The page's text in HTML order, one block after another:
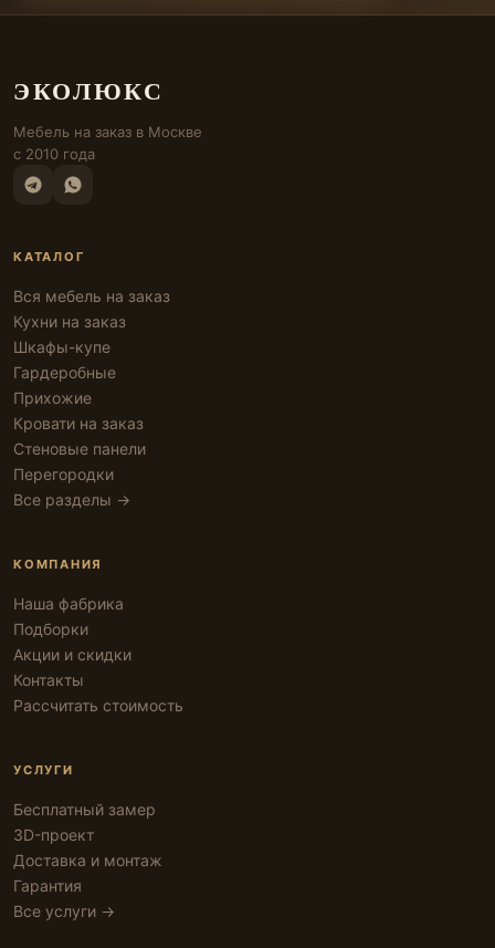
ЭКОЛЮКС
Мебель на заказ в Москве
с 2010 года
КАТАЛОГ
Вся мебель на заказ
Кухни на заказ
Шкафы-купе
Гардеробные
Прихожие
Кровати на заказ
Стеновые панели
Перегородки
Все разделы →
КОМПАНИЯ
Наша фабрика
Подборки
Акции и скидки
Контакты
Рассчитать стоимость
УСЛУГИ
Бесплатный замер
3D-проект
Доставка и монтаж
Гарантия
Все услуги →